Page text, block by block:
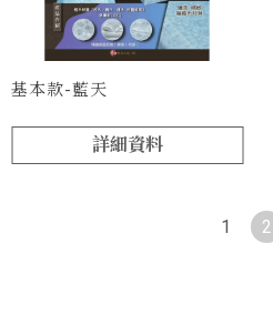
基本款-藍天
詳細資料
1 2